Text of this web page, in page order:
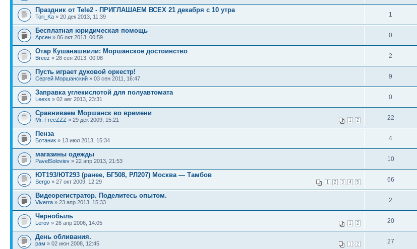
Праздник от Tele2 - ПРИГЛАШАЕМ ВСЕХ 21 декабря с 10 утра
Tori_Ka » 20 дек 2013, 11:39 1
Бесплатная юридическая помощь
Арсен » 06 окт 2013, 00:59 0
Отар Кушанашвили: Моршанское достоинство
Breez » 28 сен 2013, 00:08 2
Пусть играет духовой оркестр!
Сергей Моршанский » 03 сен 2011, 16:47 9
Заправка углекислотой для полуавтомата
Leexs » 02 авг 2013, 23:31 0
Сравниваем Моршанск во времени
1 2
Mr. FreeZZZ » 29 дек 2009, 15:21 22
Пенза
Ботаник » 13 июл 2013, 15:34 4
магазины одежды
PavelSoloviev » 22 апр 2013, 21:53 10
ЮТ193/ЮТ293 (ранее, БГ508, РЛ207) Москва — Тамбов
1 2 3 4 5
Sergo » 27 окт 2009, 12:29 66
Видеорегистратор. Поделитесь опытом.
Viverra » 23 апр 2013, 15:33 2
Чернобыль
1 2
Lerov » 26 апр 2006, 14:05 20
День обливания.
1 2
рам » 02 июн 2008, 12:45 27